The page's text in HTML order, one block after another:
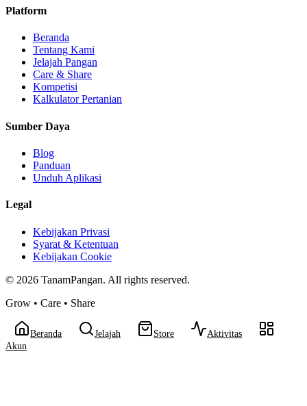
Platform
Beranda
Tentang Kami
Jelajah Pangan
Care & Share
Kompetisi
Kalkulator Pertanian
Sumber Daya
Blog
Panduan
Unduh Aplikasi
Legal
Kebijakan Privasi
Syarat & Ketentuan
Kebijakan Cookie
© 2026 TanamPangan. All rights reserved.
Grow • Care • Share
Beranda Jelajah Store
Aktivitas
Akun